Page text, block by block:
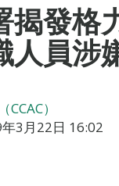
揭發格
人員涉
）
3月22日 16:02